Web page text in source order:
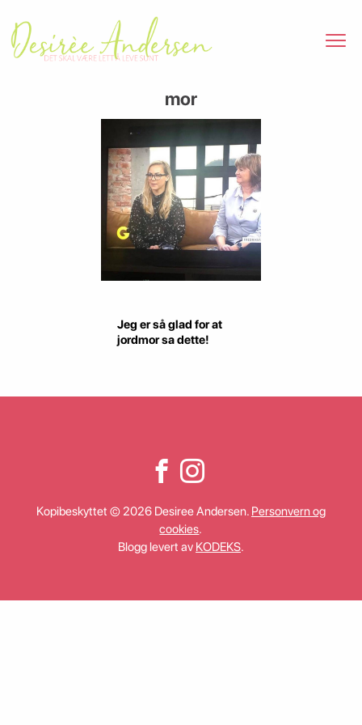
mor
Jeg er så glad for at
jordmor sa dette!
Kopibeskyttet © 2026 Desiree Andersen. Personvern og
cookies.
Blogg levert av KODEKS.